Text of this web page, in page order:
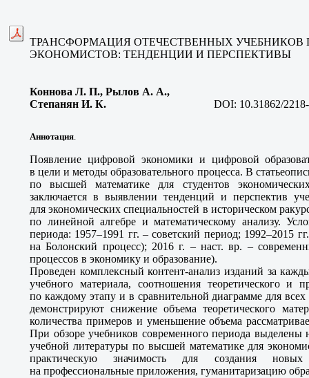
ТРАНСФОРМАЦИЯ ОТЕЧЕСТВЕННЫХ УЧЕБНИКОВ
ЭКОНОМИСТОВ: ТЕНДЕНЦИИ И ПЕРСПЕКТИВЫ
Коннова Л. П., Рылов А. А.,
Степанян И. К. DOI: 10.31862/
Аннотация.
Появление цифровой экономики и цифровой
в цели и методы образовательного процесса. В
по высшей математике для студентов
заключается в выявлении тенденций и перспектив
для экономических специальностей в историческом
по линейной алгебре и математическому анализу.
периода: 1957–1991 гг. – советский период; 1992–2015
на Болонский процесс); 2016 г. – наст. вр. –
процессов в экономику и образование).
Проведен комплексный контент-анализ изданий за
учебного материала, соотношения теоретического и
по каждому этапу и в сравнительной диаграмме для
демонстрируют снижение объема теоретического
количества примеров и уменьшение объема
При обзоре учебников современного периода выделены
учебной литературы по высшей математике для
практическую значимость для создания новых
на профессиональные приложения, гуманитаризацию